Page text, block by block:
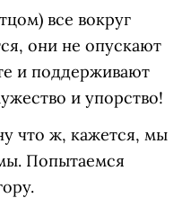
все вокруг
они не опускают
и поддерживают
и упорство!
что ж, кажется, мы
Попытаемся